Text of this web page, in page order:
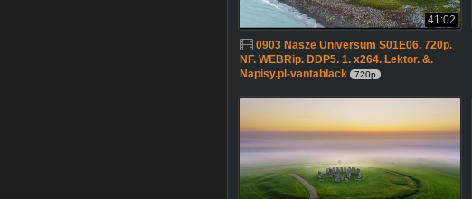
41:02
0903 Nasze Universum S01E06. 720p.
NF. WEBRip. DDP5. 1. x264. Lektor. &.
Napisy.pl-vantablack
720p